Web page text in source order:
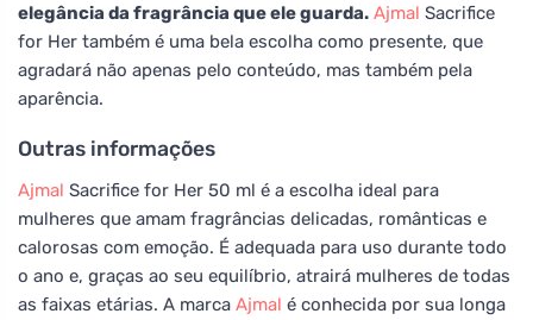
elegância da fragrância que ele guarda. Ajmal Sacrifice
for Her também é uma bela escolha como presente, que
agradará não apenas pelo conteúdo, mas também pela
aparência.
Outras informações
Ajmal Sacrifice for Her 50 ml é a escolha ideal para
mulheres que amam fragrâncias delicadas, românticas e
calorosas com emoção. É adequada para uso durante todo
o ano e, graças ao seu equilíbrio, atrairá mulheres de todas
as faixas etárias. A marca Ajmal é conhecida por sua longa